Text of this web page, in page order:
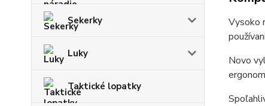
Sekerky
Luky
Taktické lopatky
Vysoko
Novo